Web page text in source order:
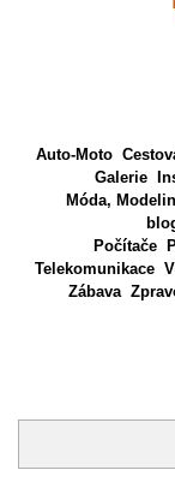
Auto-Moto
Galerie
Móda,
Počítače
Telekomunikace
Zábava